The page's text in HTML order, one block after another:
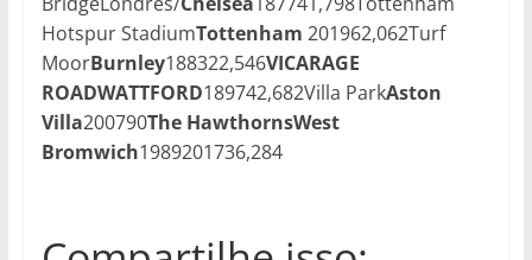
Hotspur StadiumTottenham 201962,062Turf
MoorBurnley188322,546VICARAGE
ROADWATTFORD189742,682Villa ParkAston
Villa200790The HawthornsWest
Bromwich1989201736,284